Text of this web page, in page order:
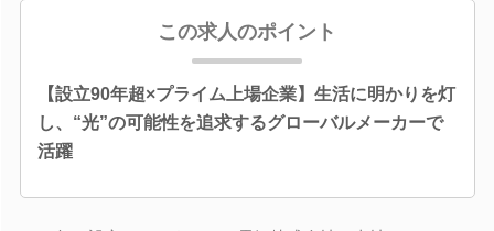
この求人のポイント
【設立90年超×プライム上場企業】生活に明かりを灯
し、“光”の可能性を追求するグローバルメーカーで
活躍